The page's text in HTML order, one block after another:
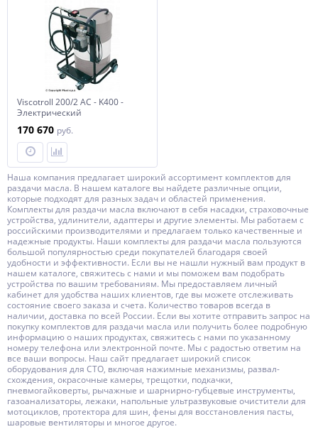
Viscotroll 200/2 AC - K400 -
Электрический
комплекс с расходомером
170 670 руб.
Наша компания предлагает широкий ассортимент комплектов для
раздачи масла. В нашем каталоге вы найдете различные опции,
которые подходят для разных задач и областей применения.
Комплекты для раздачи масла включают в себя насадки, страховочные
устройства, удлинители, адаптеры и другие элементы. Мы работаем с
российскими производителями и предлагаем только качественные и
надежные продукты. Наши комплекты для раздачи масла пользуются
большой популярностью среди покупателей благодаря своей
удобности и эффективности. Если вы не нашли нужный вам продукт в
нашем каталоге, свяжитесь с нами и мы поможем вам подобрать
устройства по вашим требованиям. Мы предоставляем личный
кабинет для удобства наших клиентов, где вы можете отслеживать
состояние своего заказа и счета. Количество товаров всегда в
наличии, доставка по всей России. Если вы хотите отправить запрос на
покупку комплектов для раздачи масла или получить более подробную
информацию о наших продуктах, свяжитесь с нами по указанному
номеру телефона или электронной почте. Мы с радостью ответим на
все ваши вопросы. Наш сайт предлагает широкий список
оборудования для СТО, включая нажимные механизмы, развал-
схождения, окрасочные камеры, трещотки, подкачки,
пневмогайковерты, рычажные и шарнирно-губцевые инструменты,
газоанализаторы, лежаки, напольные ультразвуковые очистители для
мотоциклов, протектора для шин, фены для восстановления пасты,
шаровые вентиляторы и многое другое.